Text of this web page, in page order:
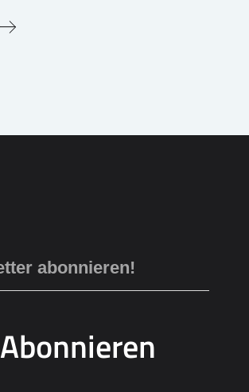
Abonnieren